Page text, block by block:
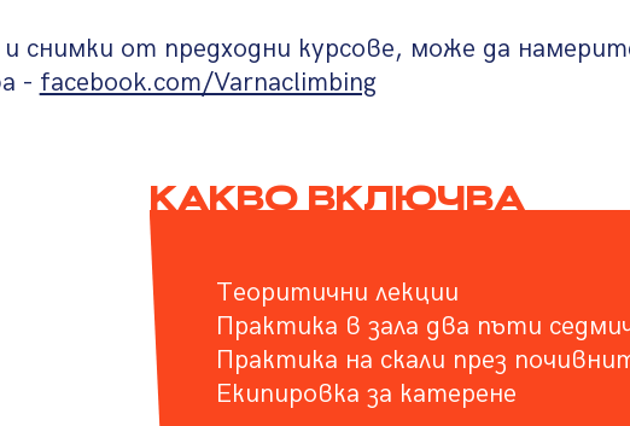
снимки от предходни курсове, може да
- facebook.com/Varnaclimbing
КАКВО ВКЛЮЧВА
Теоритични лекции
Практика в зала два пъти
Практика на скали през
Екипировка за катерене